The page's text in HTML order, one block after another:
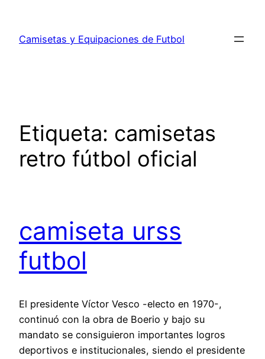
contenido
Camisetas y Equipaciones de Futbol
Etiqueta: camisetas
retro fútbol oficial
camiseta urss
futbol
El presidente Víctor Vesco -electo en 1970-,
continuó con la obra de Boerio y bajo su
mandato se consiguieron importantes logros
deportivos e institucionales, siendo el presidente